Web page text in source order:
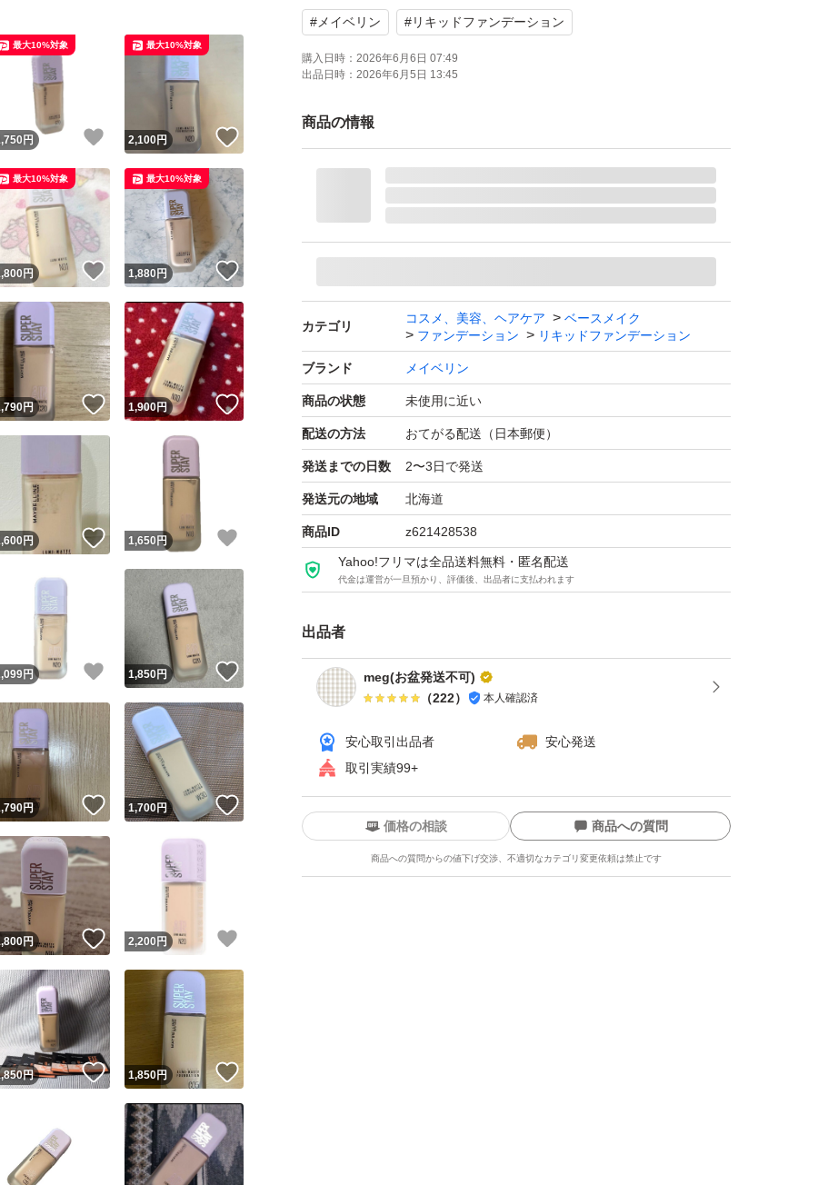
お値下げはまだ考えていません。
メイベリン SPステイ ルミマット リキッド ファンデーション N20
35ml
本体/詰め替え：本体
ベースメイク特徴：カバー力 崩れにくい 肌の透明感、薄づき UV
SPF：12.0 SPF
# メイベリン #リキッドファンデーション
購入日時： 2026年6月6日 07:49
出品日時： 2026年6月5日 13:45
商品の情報
カテゴリ
コスメ、美容、ヘアケア
ベースメイク
ファンデーション
リキッドファンデーション
ブランド メイベリン
商品の状態 未使用に近い
配送の方法 おてがる配送（日本郵便）
発送までの日数 2〜3日で発送
発送元の地域 北海道
商品ID z621428538
Yahoo!フリマは全品送料無料・匿名配送
代金は運営が一旦預かり、評価後、出品者に支払われます
出品者
meg(お盆発送不可)
（222） 本人確認済
安心取引出品者
安心発送
取引実績99+
フリマが定めた一定の基準を満たしたユーザーにバッジを付与しています
引出品者
心取引出品者 Yahoo!フリマの基準をクリアした安心・安全なユーザーです
績
引実績◯+ このユーザーはYahoo!フリマの取引を完了させた実績があります
価格の相談 商品への質問
商品への質問からの値下げ交渉、不適切なカテゴリ変更依頼は禁止です
この商品の情報をコピーします
商品画像の無断転載は禁止されています
1商品につき1回 です
ね！
円 いいね！
最大10%対象
2,100円
最大10%対象
！
円 いいね！
最大10%対象
1,880円 いいね！
最大10%対象
！
円 いいね！
1,900円 いいね！
！
円 いいね！
1,650 円
ね！
円 いいね！
1,850円
！
円 いいね！
1,700円 いいね！
ね！
円 いいね！
2,200 円
ね！
円 いいね！
1,850円 いいね！